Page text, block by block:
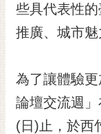
日
本
隱
私
權
及
些具代表性
推廣、城市魅
為了讓體驗
論壇交流週
(日)止，於西